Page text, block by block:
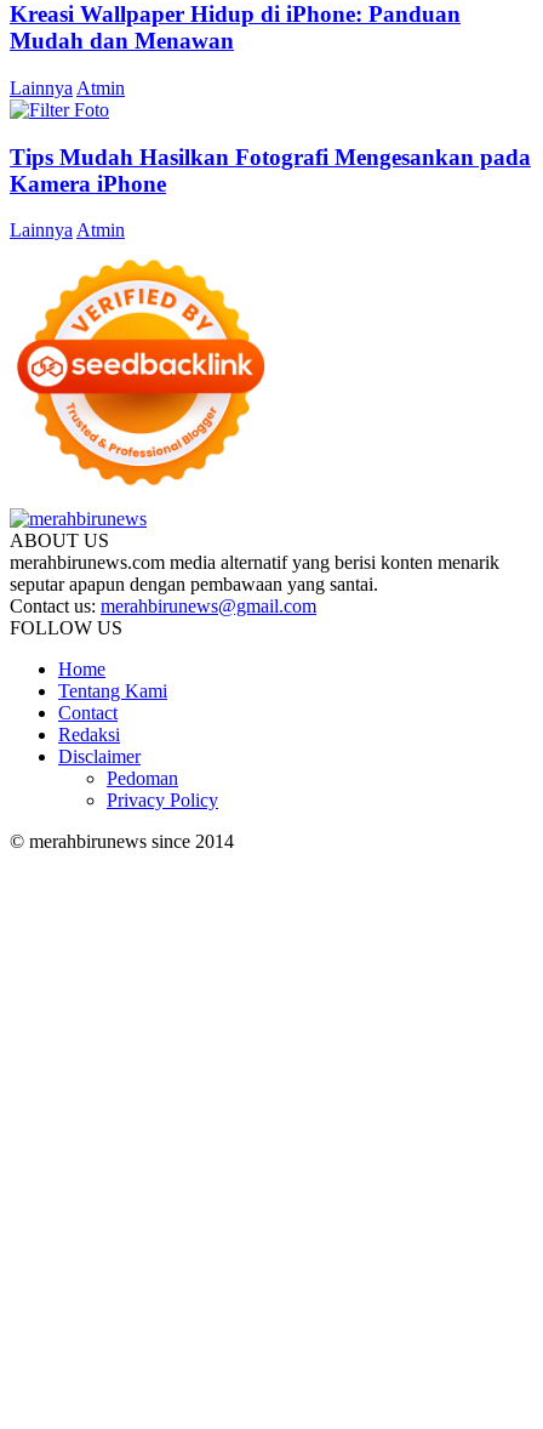
Kreasi Wallpaper Hidup di iPhone: Panduan
Mudah dan Menawan
Lainnya Atmin
Tips Mudah Hasilkan Fotografi Mengesankan pada
Kamera iPhone
Lainnya Atmin
ABOUT US
merahbirunews.com media alternatif yang berisi konten menarik
seputar apapun dengan pembawaan yang santai.
Contact us: merahbirunews@gmail.com
FOLLOW US
Home
Tentang Kami
Contact
Redaksi
Disclaimer
Pedoman
Privacy Policy
© merahbirunews since 2014